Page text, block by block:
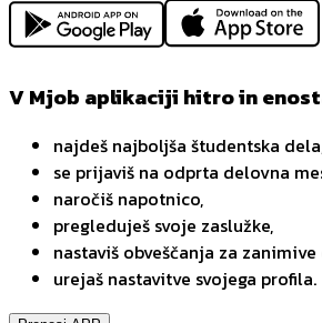
V Mjob aplikaciji hitro in
najdeš najboljša študentska
se prijaviš na odprta delovna
naročiš napotnico,
pregleduješ svoje zaslužke,
nastaviš obveščanja za zanimive
urejaš nastavitve svojega profila.